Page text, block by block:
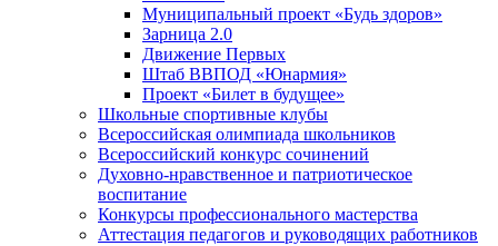
Муниципальный проект «Будь здоров»
Зарница 2.0
Движение Первых
Штаб ВВПОД «Юнармия»
Проект «Билет в будущее»
Школьные спортивные клубы
Всероссийская олимпиада школьников
Всероссийский конкурс сочинений
Духовно-нравственное и патриотическое
воспитание
Конкурсы профессионального мастерства
Аттестация педагогов и руководящих работников